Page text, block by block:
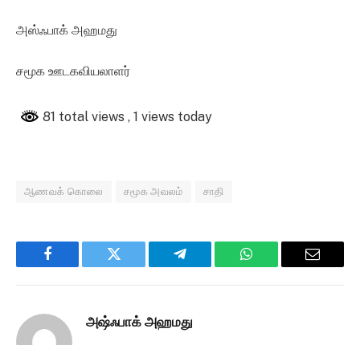
அஸ்ஃபாக் அஹமது
சமூக ஊடகவியலாளர்
81 total views , 1 views today
ஆணவக் கொலை சமூக அவலம் சாதி
Facebook Twitter Telegram WhatsApp Email
அஷ்ஃபாக் அஹமது